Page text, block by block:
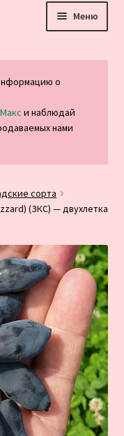
Меню
о
Макс и наблюдай
нами
сорта
(ЗКС) — двухлетка